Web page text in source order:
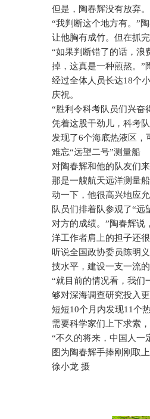
但是，陶春辉没有放弃
“我判断这个地方有。”
让他胸有成竹。但在抓
“如果判断错了的话，浪
掉，这真是一种煎熬。”
经过全体人员长达18个
庆祝。
“胜利令科考队员们兴奋
凭着这股干劲儿，科考
发现了6个海底热液区，
难忘“远望二号”测量船
对陶春辉和他的队友们
那是一艘航天远洋测量
动一下，他很高兴地应
队员们排着队参观了“
对方的成绩。”陶春辉说
洋工作者肩上的担子还
听说全国政协委员陈明
技水平，建设一支一流
“就目前的情况看，我们
够对深海调查研究投入
短短10个月内发现11个
需要科学家们上下求索
“不久的将来，中国人一
图为陶春辉手捧刚刚取
徐小龙 摄